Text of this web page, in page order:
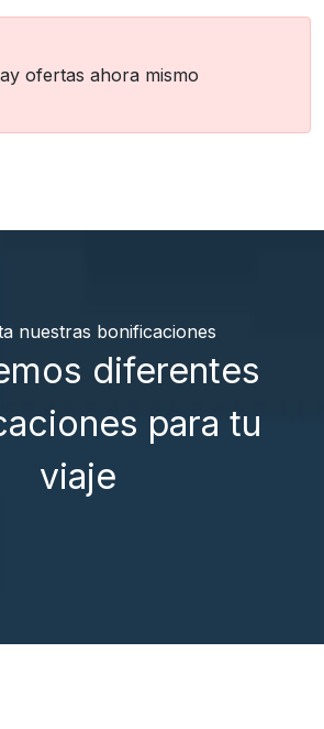
ofertas ahora mismo
nuestras bonificaciones
diferentes
para tu
viaje